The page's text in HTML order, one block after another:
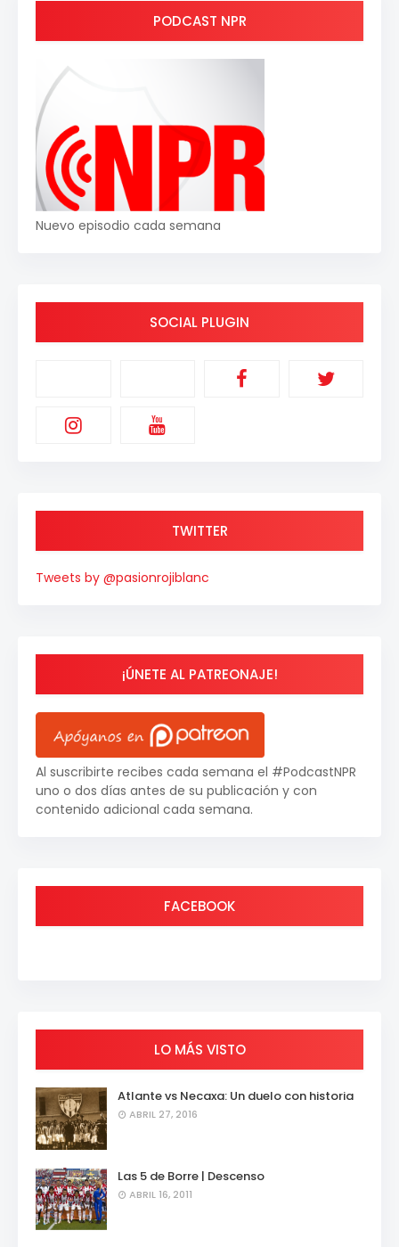
PODCAST NPR
Nuevo episodio cada semana
SOCIAL PLUGIN
TWITTER
Tweets by @pasionrojiblanc
¡ÚNETE AL PATREONAJE!
Al suscribirte recibes cada semana el #PodcastNPR
uno o dos días antes de su publicación y con
contenido adicional cada semana.
FACEBOOK
LO MÁS VISTO
Atlante vs Necaxa: Un duelo con historia
ABRIL 27, 2016
Las 5 de Borre | Descenso
ABRIL 16, 2011